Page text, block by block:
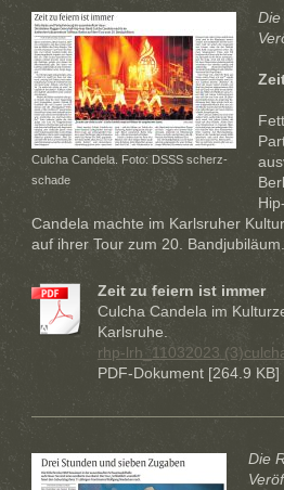
Culcha Candela. Foto: DSSS scherz-
schade
Die
Candela machte im Karlsruher
auf ihrer Tour zum 20. Bandjubiläum.
Zeit zu feiern ist immer
Culcha Candela im
Karlsruhe.
rhp-lrh_11032023
PDF-Dokument [264.9 KB]
Die